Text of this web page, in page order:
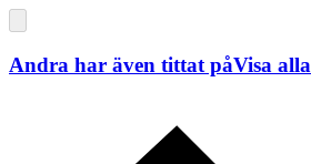
Andra har även tittat påVisa alla